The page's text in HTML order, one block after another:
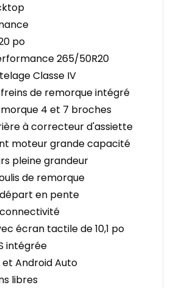
po
265/50R20
Classe IV
de remorque intégré
4 et 7 broches
à correcteur d'assiette
moteur grande capacité
pleine grandeur
de remorque
départ en pente
écran tactile de 10,1 po
intégrée
et Android Auto
libres